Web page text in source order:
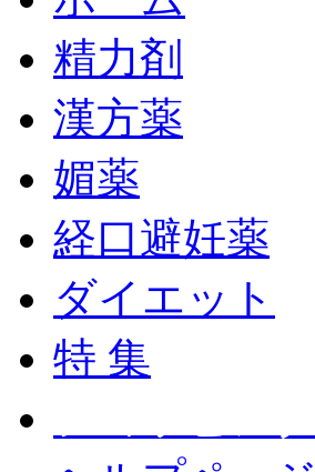
精力剤
漢方薬
媚薬
経口避妊薬
ダイエット
特 集